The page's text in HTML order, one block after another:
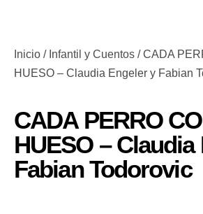
Inicio / Infantil y Cuentos / CADA
HUESO – Claudia Engeler y Fabian
CADA PERRO
HUESO – Claudia
Fabian Todorovic